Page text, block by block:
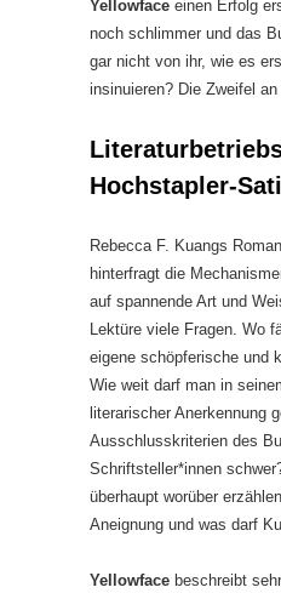
Yellowface einen Erfolg
noch schlimmer und das
gar nicht von ihr, wie es
insinuieren? Die Zweifel an
Hochstapler-
Rebecca F. Kuangs
hinterfragt die
auf spannende Art und
Lektüre viele Fragen. Wo
eigene schöpferische und
Wie weit darf man in
literarischer Anerkennung
Ausschlusskriterien des
Schriftsteller*innen
überhaupt worüber
Aneignung und was darf
Yellowface beschreibt